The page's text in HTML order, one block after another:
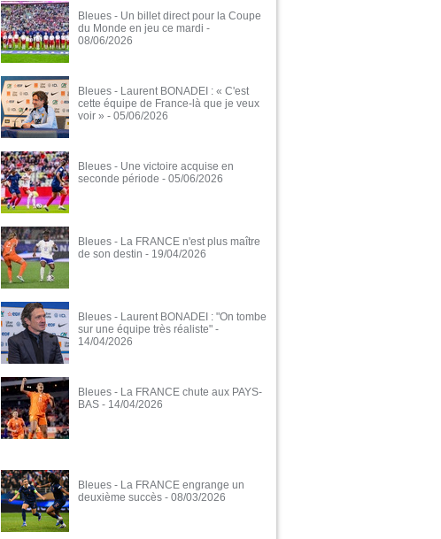
Bleues - Un billet direct pour la Coupe
du Monde en jeu ce mardi -
08/06/2026
Bleues - Laurent BONADEI : « C'est
cette équipe de France-là que je veux
voir » - 05/06/2026
Bleues - Une victoire acquise en
seconde période - 05/06/2026
Bleues - La FRANCE n'est plus maître
de son destin - 19/04/2026
Bleues - Laurent BONADEI : "On tombe
sur une équipe très réaliste" -
14/04/2026
Bleues - La FRANCE chute aux PAYS-
BAS - 14/04/2026
Bleues - La FRANCE engrange un
deuxième succès - 08/03/2026